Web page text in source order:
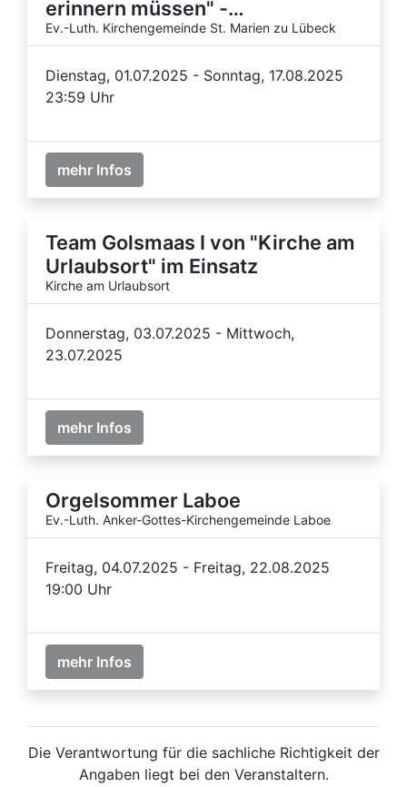
erinnern müssen" -…
Ev.-Luth. Kirchengemeinde St. Marien zu Lübeck
Dienstag, 01.07.2025 - Sonntag, 17.08.2025
23:59 Uhr
mehr Infos
Team Golsmaas I von "Kirche am
Urlaubsort" im Einsatz
Kirche am Urlaubsort
Donnerstag, 03.07.2025 - Mittwoch,
23.07.2025
mehr Infos
Orgelsommer Laboe
Ev.-Luth. Anker-Gottes-Kirchengemeinde Laboe
Freitag, 04.07.2025 - Freitag, 22.08.2025
19:00 Uhr
mehr Infos
Die Verantwortung für die sachliche Richtigkeit der
Angaben liegt bei den Veranstaltern.